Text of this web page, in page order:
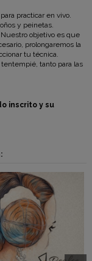
practicar en vivo.
y peinetas.
objetivo es que
prolongaremos la
tu técnica.
tanto para las
inscrito y su